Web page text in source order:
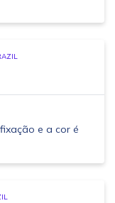
e a cor é